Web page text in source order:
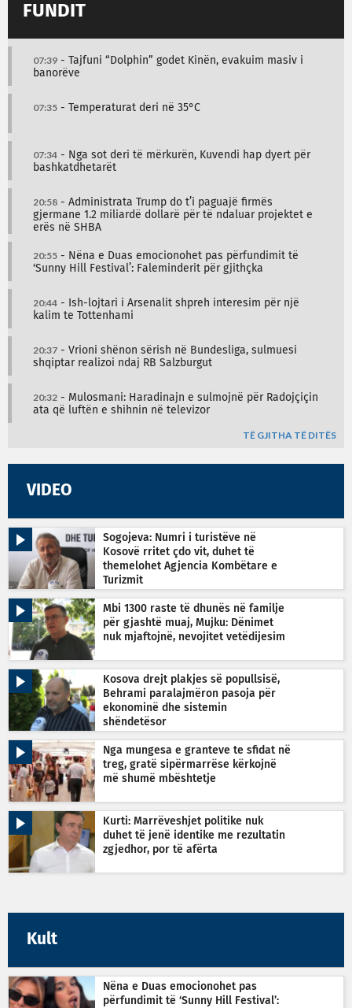
FUNDIT
07:39 - Tajfuni “Dolphin” godet Kinën, evakuim masiv i
banorëve
07:35 - Temperaturat deri në 35°C
07:34 - Nga sot deri të mërkurën, Kuvendi hap dyert për
bashkatdhetarët
20:58 - Administrata Trump do t’i paguajë firmës
gjermane 1.2 miliardë dollarë për të ndaluar projektet e
erës në SHBA
20:55 - Nëna e Duas emocionohet pas përfundimit të
‘Sunny Hill Festival’: Faleminderit për gjithçka
20:44 - Ish-lojtari i Arsenalit shpreh interesim për një
kalim te Tottenhami
20:37 - Vrioni shënon sërish në Bundesliga, sulmuesi
shqiptar realizoi ndaj RB Salzburgut
20:32 - Mulosmani: Haradinajn e sulmojnë për Radojçiçin
ata që luftën e shihnin në televizor
TË GJITHA TË DITËS
VIDEO
Sogojeva: Numri i turistëve në
Kosovë rritet çdo vit, duhet të
themelohet Agjencia Kombëtare e
Turizmit
Mbi 1300 raste të dhunës në familje
për gjashtë muaj, Mujku: Dënimet
nuk mjaftojnë, nevojitet vetëdijesim
Kosova drejt plakjes së popullsisë,
Behrami paralajmëron pasoja për
ekonominë dhe sistemin
shëndetësor
Nga mungesa e granteve te sfidat në
treg, gratë sipërmarrëse kërkojnë
më shumë mbështetje
Kurti: Marrëveshjet politike nuk
duhet të jenë identike me rezultatin
zgjedhor, por të afërta
Kult
Nëna e Duas emocionohet pas
përfundimit të ‘Sunny Hill Festival’: